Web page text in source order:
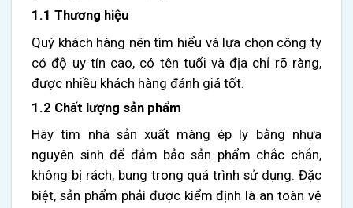
1.1 Thương hiệu
Quý khách hàng nên tìm hiểu và lựa chọn công ty
có độ uy tín cao, có tên tuổi và địa chỉ rõ ràng,
được nhiều khách hàng đánh giá tốt.
1.2 Chất lượng sản phẩm
Hãy tìm nhà sản xuất màng ép ly bằng nhựa
nguyên sinh để đảm bảo sản phẩm chắc chắn,
không bị rách, bung trong quá trình sử dụng. Đặc
biệt, sản phẩm phải được kiểm định là an toàn vệ